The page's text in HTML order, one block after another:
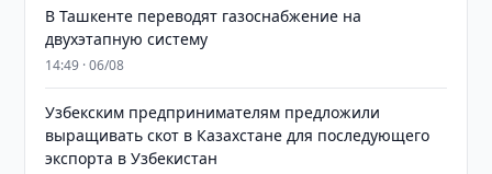
В Ташкенте переводят газоснабжение на
двухэтапную систему
14:49 · 06/08
Узбекским предпринимателям предложили
выращивать скот в Казахстане для последующего
экспорта в Узбекистан